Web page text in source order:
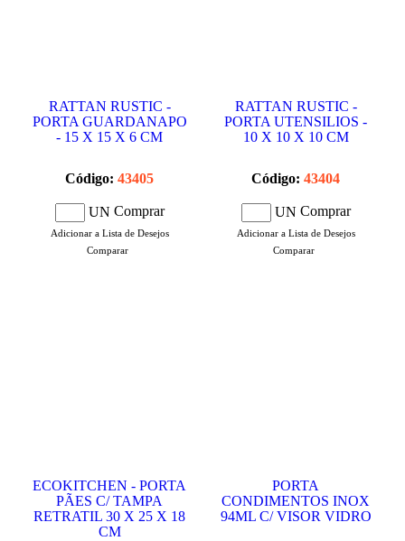
RATTAN RUSTIC -
PORTA GUARDANAPO
- 15 X 15 X 6 CM
Código: 43405
UN Comprar
Adicionar a Lista de Desejos
Comparar
RATTAN RUSTIC -
PORTA UTENSILIOS -
10 X 10 X 10 CM
Código: 43404
UN Comprar
Adicionar a Lista de Desejos
Comparar
ECOKITCHEN - PORTA
PÃES C/ TAMPA
RETRATIL 30 X 25 X 18
CM
PORTA
CONDIMENTOS INOX
94ML C/ VISOR VIDRO